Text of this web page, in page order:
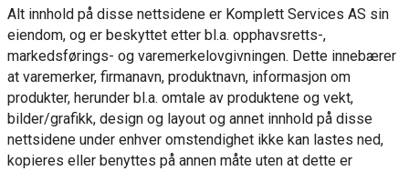
Alt innhold på disse nettsidene er Komplett Services AS sin
eiendom, og er beskyttet etter bl.a. opphavsretts-,
markedsførings- og varemerkelovgivningen. Dette innebærer
at varemerker, firmanavn, produktnavn, informasjon om
produkter, herunder bl.a. omtale av produktene og vekt,
bilder/grafikk, design og layout og annet innhold på disse
nettsidene under enhver omstendighet ikke kan lastes ned,
kopieres eller benyttes på annen måte uten at dette er